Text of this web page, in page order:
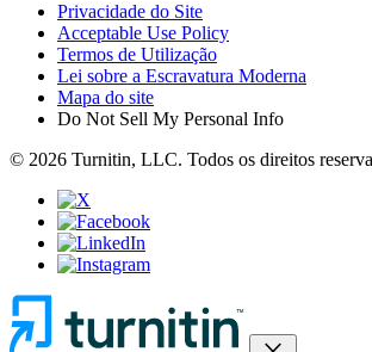
Privacidade do Site
Acceptable Use Policy
Termos de Utilização
Lei sobre a Escravatura Moderna
Mapa do site
Do Not Sell My Personal Info
© 2026 Turnitin, LLC. Todos os direitos